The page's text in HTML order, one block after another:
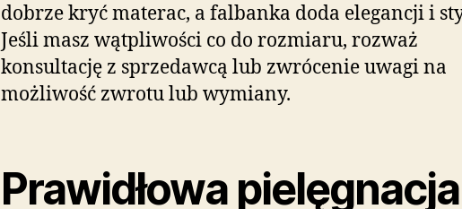
dobrze kryć materac, a falbanka doda elegancji i
Jeśli masz wątpliwości co do rozmiaru, rozważ
konsultację z sprzedawcą lub zwrócenie uwagi na
możliwość zwrotu lub wymiany.
Prawidłowa pielęgnacja